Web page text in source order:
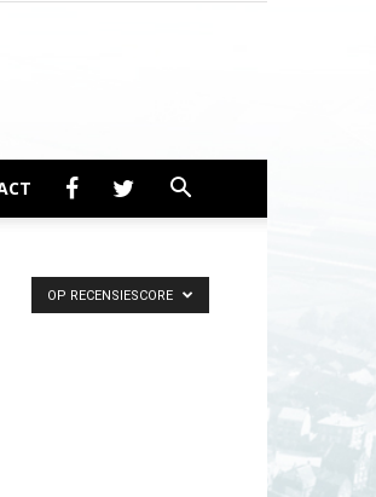
OP RECENSIESCORE